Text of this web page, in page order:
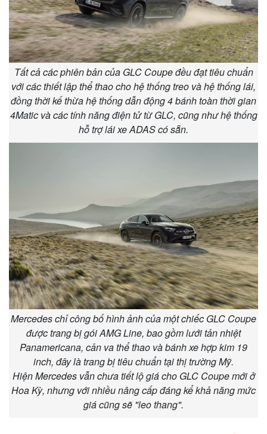
Doanh nghiệp
Thông tin doanh nghiệp
Doanh nghiệp 24h
Doanh nhân
Vì cộng đồng
Công nghệ
Sành điệu
Tin Công nghệ
Trải nghiệm
Chuyển đổi số
Tất cả các phiên bản của GLC Coupe đều đạt tiêu chuẩn
với các thiết lập thể thao cho hệ thống treo và hệ thống lái,
đồng thời kế thừa hệ thống dẫn động 4 bánh toàn thời gian
4Matic và các tính năng điện tử từ GLC, cũng như hệ thống
hỗ trợ lái xe ADAS có sẵn.
Mercedes chỉ công bố hình ảnh của một chiếc GLC Coupe
được trang bị gói AMG Line, bao gồm lưới tản nhiệt
Panamericana, cản va thể thao và bánh xe hợp kim 19
inch, đây là trang bị tiêu chuẩn tại thị trường Mỹ.
Hiện Mercedes vẫn chưa tiết lộ giá cho GLC Coupe mới ở
Hoa Kỳ, nhưng với nhiều nâng cấp đáng kể khả năng mức
giá cũng sẽ "leo thang".